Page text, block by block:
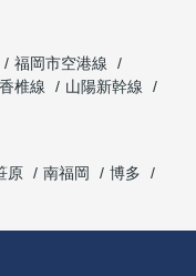
福岡市空港線
香椎線
山陽新幹線
原 南福岡
博多